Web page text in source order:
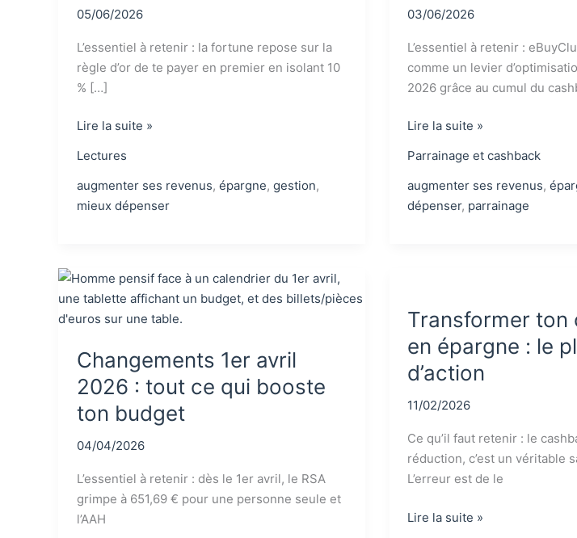
05/06/2026
L’essentiel à retenir : la fortune repose sur la
règle d’or de te payer en premier en isolant 10
% […]
Avis
l’homme
le
plus
:
un
livre
Lire la suite »
Lectures
augmenter ses revenus, épargne, gestion,
mieux dépenser
03/06/2026
L’essentiel à retenir :
comme un levier
2026 grâce au cumul du
Avis
2026
:
est-
de
cashback
?
Lire la suite »
Parrainage et cashback
augmenter ses revenus,
dépenser, parrainage
Changements 1er avril
2026 : tout ce qui booste
ton budget
04/04/2026
L’essentiel à retenir : dès le 1er avril, le RSA
grimpe à 651,69 € pour une personne seule et
l’AAH
Transformer ton
en épargne : le
d’action
11/02/2026
Ce qu’il faut retenir : le
réduction, c’est un véritable
L’erreur est de le
Transformer
Lire la suite »